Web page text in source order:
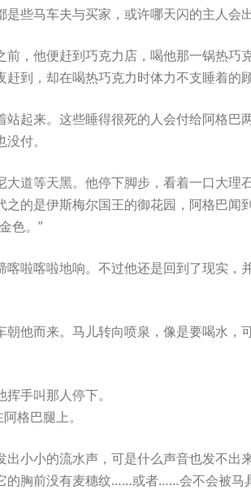
些马车夫与买家，或许哪天闪的主人会
，他便赶到巧克力店，喝他那一锅热巧
到，却在喝热巧克力时体力不支睡着的顾
起来。这些睡得很死的人会付给阿格巴
付。
道等天黑。他停下脚步，看着一口大理
的是伊斯梅尔国王的御花园，阿格巴闻
色。”
啦喀啦地响。不过他还是回到了现实，
他而来。马儿转向喷泉，像是要喝水，
手叫那人停下。
格巴腿上。
小小的流水声，可是什么声音也发不出
的胸前没有麦穗纹……或者……会不会被马